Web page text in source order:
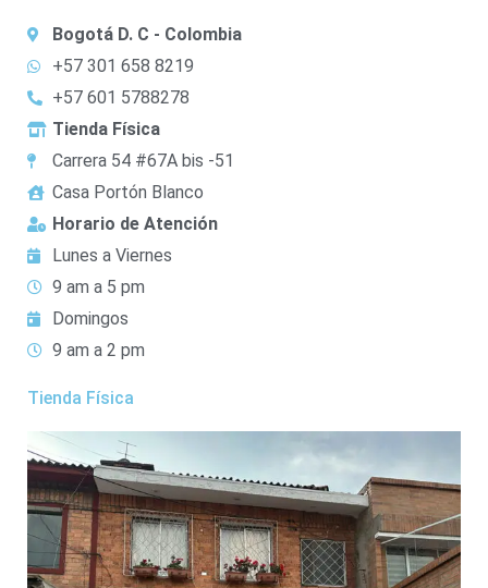
Bogotá D. C - Colombia
+57 301 658 8219
+57 601 5788278
Tienda Física
Carrera 54 #67A bis -51
Casa Portón Blanco
Horario de Atención
Lunes a Viernes
9 am a 5 pm
Domingos
9 am a 2 pm
Tienda Física